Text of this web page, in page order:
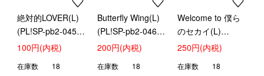
絶対的LOVER(L)
(PL!SP-pb2-045-
L)
100円(内税)
在庫数 18
Butterfly Wing(L)
(PL!SP-pb2-046-
L)
200円(内税)
在庫数 18
Welcome to 僕ら
のセカイ(L)
(PL!SP-pb2-047-
250円(内税)
在庫数 18